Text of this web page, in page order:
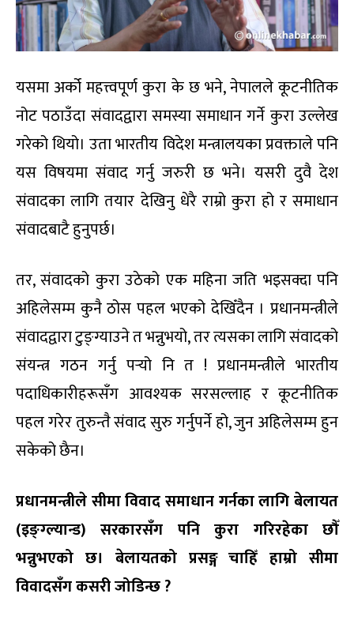
यसमा अर्को महत्त्वपूर्ण कुरा के छ भने, नेपालले कूटनीतिक
नोट पठाउँदा संवादद्वारा समस्या समाधान गर्ने कुरा उल्लेख
गरेको थियो। उता भारतीय विदेश मन्त्रालयका प्रवक्ताले पनि
यस विषयमा संवाद गर्नु जरुरी छ भने। यसरी दुवै देश
संवादका लागि तयार देखिनु धेरै राम्रो कुरा हो र समाधान
संवादबाटै हुनुपर्छ।
तर, संवादको कुरा उठेको एक महिना जति भइसक्दा पनि
अहिलेसम्म कुनै ठोस पहल भएको देखिँदैन । प्रधानमन्त्रीले
संवादद्वारा टुङ्ग्याउने त भन्नुभयो, तर त्यसका लागि संवादको
संयन्त्र गठन गर्नु पर्‍यो नि त ! प्रधानमन्त्रीले भारतीय
पदाधिकारीहरूसँग आवश्यक सरसल्लाह र कूटनीतिक
पहल गरेर तुरुन्तै संवाद सुरु गर्नुपर्ने हो, जुन अहिलेसम्म हुन
सकेको छैन।
प्रधानमन्त्रीले सीमा विवाद समाधान गर्नका लागि बेलायत
(इङ्ग्ल्यान्ड) सरकारसँग पनि कुरा गरिरहेका छौँ
भन्नुभएको छ। बेलायतको प्रसङ्ग चाहिँ हाम्रो सीमा
विवादसँग कसरी जोडिन्छ ?